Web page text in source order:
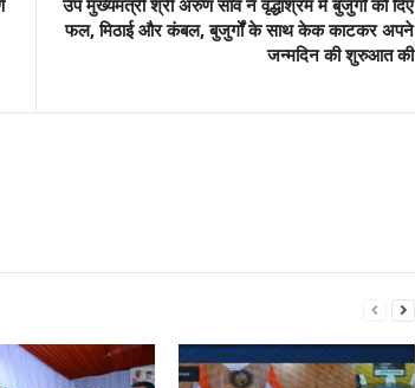
उप मुख्यमंत्री श्री अरुण साव ने वृद्धाश्रम में बुजुर्गों को दिए
फल, मिठाई और कंबल, बुजुर्गों के साथ केक काटकर अपने
जन्मदिन की शुरुआत की